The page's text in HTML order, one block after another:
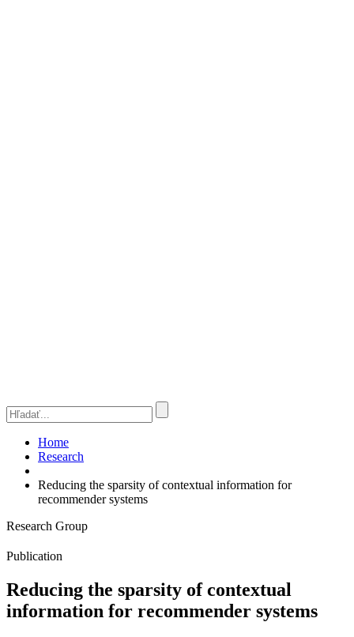
Home
Research
Reducing the sparsity of contextual information for
recommender systems
Research Group
Publication
Reducing the sparsity of contextual
information for recommender systems